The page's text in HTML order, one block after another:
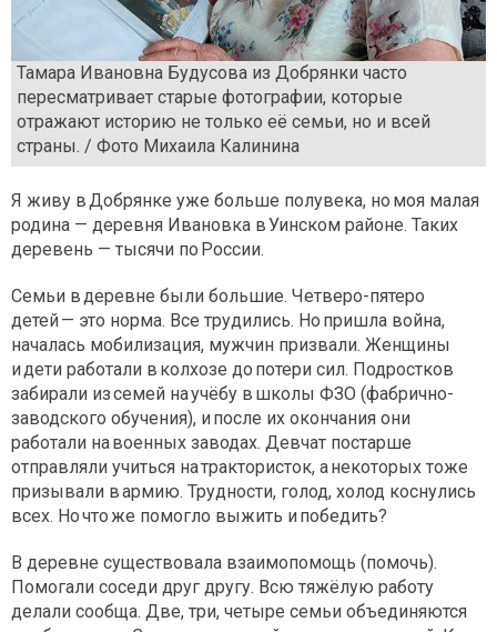
Тамара Ивановна Будусова из Добрянки часто
пересматривает старые фотографии, которые
отражают историю не только её семьи, но и всей
страны. / Фото Михаила Калинина
Я живу в Добрянке уже больше полувека, но моя малая
родина — деревня Ивановка в Уинском районе. Таких
деревень — тысячи по России.
Семьи в деревне были большие. Четверо-пятеро
детей — это норма. Все трудились. Но пришла война,
началась мобилизация, мужчин призвали. Женщины
и дети работали в колхозе до потери сил. Подростков
забирали из семей на учёбу в школы ФЗО (фабрично-
заводского обучения), и после их окончания они
работали на военных заводах. Девчат постарше
отправляли учиться на трактористок, а некоторых тоже
призывали в армию. Трудности, голод, холод коснулись
всех. Но что же помогло выжить и победить?
В деревне существовала взаимопомощь (помочь).
Помогали соседи друг другу. Всю тяжёлую работу
делали сообща. Две, три, четыре семьи объединяются